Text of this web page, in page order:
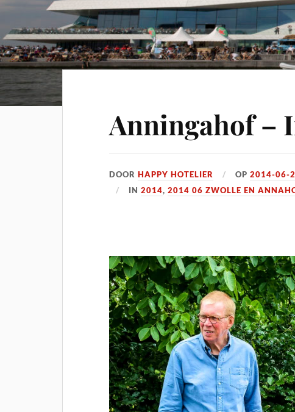
Anningahof –
DOORHAPPY HOTELIER OP2014-06-
IN2014,2014 06 ZWOLLE EN